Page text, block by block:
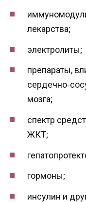
лекарства;
электролиты;
препараты,
сердечно-
мозга;
спектр
ЖКТ;
гормоны;
инсулин и